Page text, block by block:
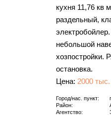
кухня 11,76 кв
раздельный,
небольшой
хозпостройки.
остановка.
Цена: 2000
Город/нас. пункт: г.
Район:
Агентство: